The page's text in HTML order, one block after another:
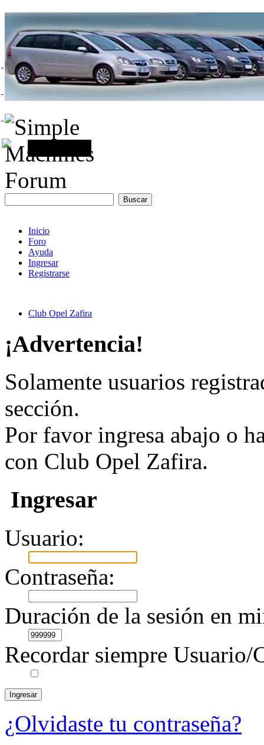
Inicio
Foro
Ayuda
Ingresar
Registrarse
Club Opel Zafira
¡Advertencia!
Solamente usuarios
sección.
Por favor ingresa abajo o
con Club Opel Zafira.
Ingresar
Usuario:
Contraseña:
Duración de la sesión en
Recordar siempre Usuario/
¿Olvidaste tu contraseña?